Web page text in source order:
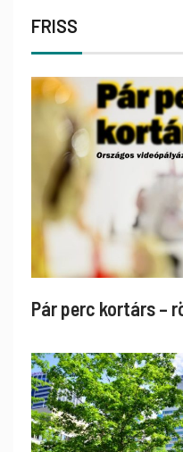
FRISS
Pár perc kortárs –